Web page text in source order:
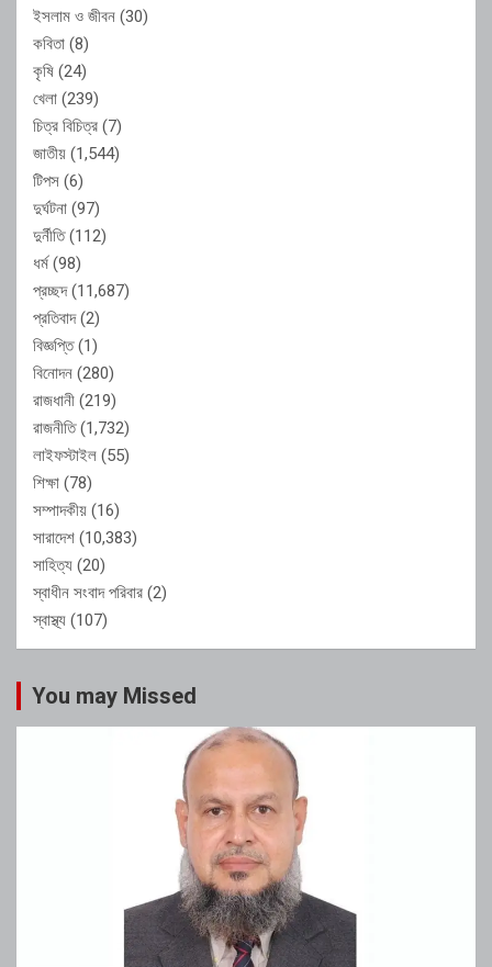
ইসলাম ও জীবন (30)
কবিতা (8)
কৃষি (24)
খেলা (239)
চিত্র বিচিত্র (7)
জাতীয় (1,544)
টিপস (6)
দুর্ঘটনা (97)
দুর্নীতি(112)
ধর্ম(98)
প্রচ্ছদ(11,687)
প্রতিবাদ(2)
বিজ্ঞপ্তি(1)
বিনোদন (280)
রাজধানী (219)
রাজনীতি(1,732)
লাইফস্টাইল (55)
শিক্ষা (78)
সম্পাদকীয় (16)
সারাদেশ (10,383)
সাহিত্য (20)
স্বাধীন সংবাদ পরিবার (2)
স্বাস্থ্য (107)
You may Missed